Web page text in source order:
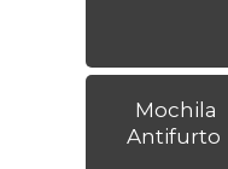
Mochila
Antifurto